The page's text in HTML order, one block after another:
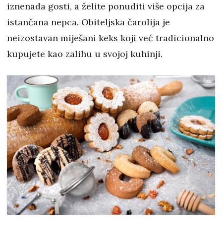
iznenada gosti, a želite ponuditi više opcija za
istančana nepca. Obiteljska čarolija je
neizostavan miješani keks koji već tradicionalno
kupujete kao zalihu u svojoj kuhinji.